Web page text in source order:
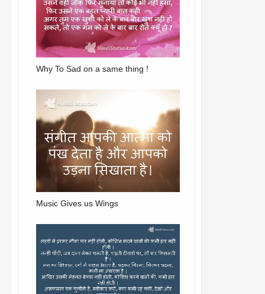
Why To Sad on a same thing !
Music Gives us Wings